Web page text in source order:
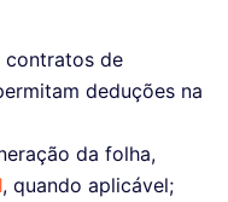
contratos de
deduções na
da folha,
, quando aplicável;